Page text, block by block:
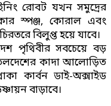
রোবট যখন সমুদ্রের
স্পঞ্জ, কোরাল এবং
বিলুপ্ত হয়ে যাবে।
পৃথিবীর সবচেয়ে বড়
তলদেশের কাদা আলোড়িত
কার্বন ডাই-অক্সাইড
বাড়াবে।